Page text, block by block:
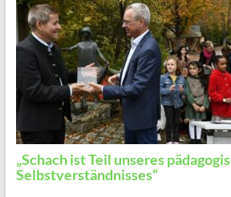
„Schach ist Teil unseres
Selbstverständnisses“